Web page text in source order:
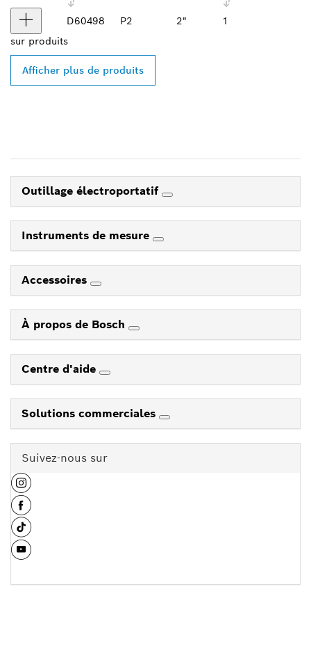
D60498 P2 2"
1
sur produits
Afficher plus de produits
Outillage électroportatif
Instruments de mesure
Accessoires
À propos de Bosch
Centre d'aide
Solutions commerciales
Suivez-nous sur